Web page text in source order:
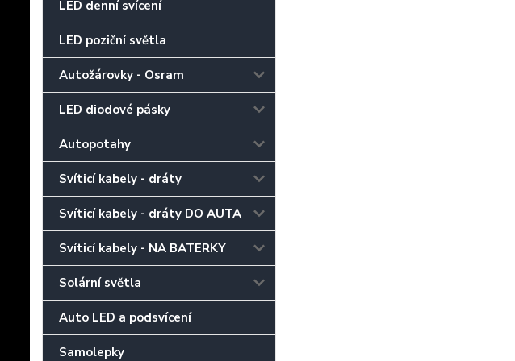
LED denní svícení
LED poziční světla
Autožárovky - Osram
LED diodové pásky
Autopotahy
Svíticí kabely - dráty
Svíticí kabely - dráty DO AUTA
Svíticí kabely - NA BATERKY
Solární světla
Auto LED a podsvícení
Samolepky